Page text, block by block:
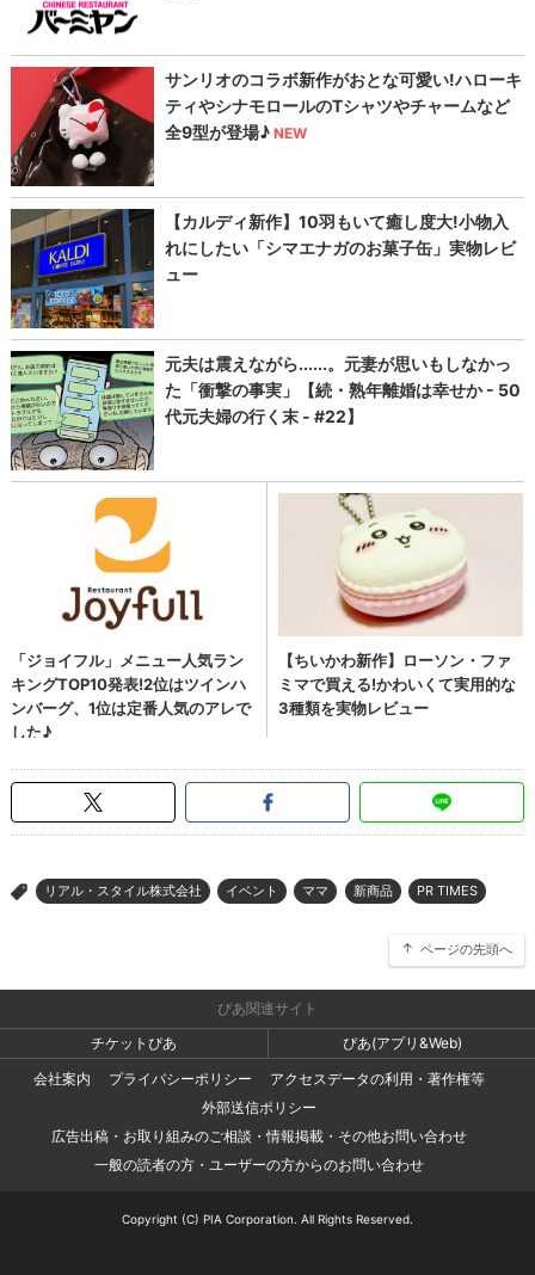
> リアル・スタイル株式会社 イベント ママ 新商品 PR TIMES
ページの先頭へ
ぴあ関連サイト
チケットぴあ
ぴあ(アプリ&Web)
会社案内
プライバシーポリシー
アクセスデータの利用・著作権等
外部送信ポリシー
広告出稿・お取り組みのご相談・情報掲載・その他お問い合わせ
一般の読者の方・ユーザーの方からのお問い合わせ
Copyright (C) PIA Corporation. All Rights Reserved.